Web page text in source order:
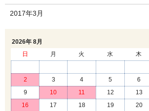
2017年3月
2026年 8月
日
月 火 水 木
2
3 4 5 6
9
10 11 12 13
16
17 18 19 20